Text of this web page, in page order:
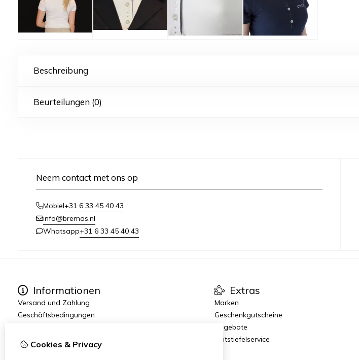
Beschreibung
Beurteilungen (0)
Neem contact met ons op
Mobiel+31 6 33 45 40 43
info@bremas.nl
Whatsapp+31 6 33 45 40 43
Informationen
Versand und Zahlung
Geschäftsbedingungen
Extras
Marken
Geschenkgutscheine
Angebote
Reitstiefelservice
Cookies & Privacy